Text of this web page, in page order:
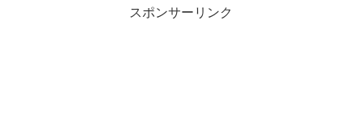
スポンサーリンク